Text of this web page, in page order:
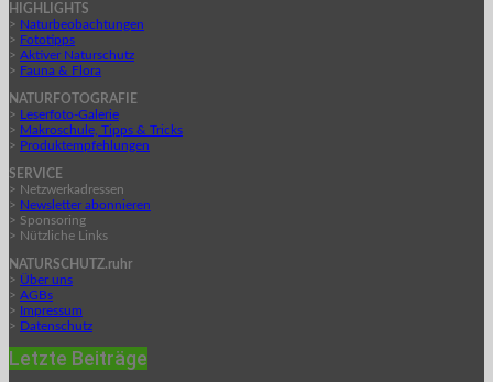
HIGHLIGHTS
> Naturbeobachtungen
> Fototipps
> Aktiver Naturschutz
> Fauna & Flora
NATURFOTOGRAFIE
> Leserfoto-Galerie
> Makroschule, Tipps & Tricks
> Produktempfehlungen
SERVICE
> Netzwerkadressen
> Newsletter abonnieren
> Sponsoring
> Nützliche Links
NATURSCHUTZ.ruhr
> Über uns
> AGBs
> Impressum
> Datenschutz
Letzte Beiträge